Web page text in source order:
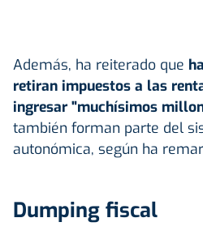
Además, ha reiterado que
retiran impuestos a las
ingresar "muchísimos
también forman parte del
autonómica, según ha
Dumping fiscal